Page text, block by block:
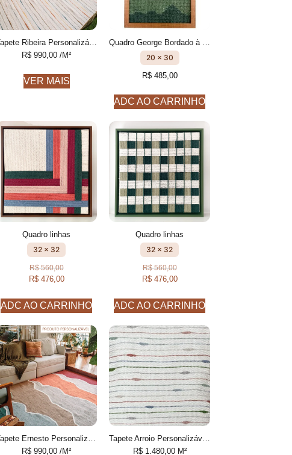
R$ 990,00 /M²
VER MAIS
20 x 30
R$485,00
ADC AO CARRINHO
Quadro linhas
32 x 32
R$560,00
R$476,00
ADC AO CARRINHO
Quadro linhas
32 x 32
R$560,00
R$476,00
ADC AO CARRINHO
R$ 990,00 /M²
R$1.480,00M²